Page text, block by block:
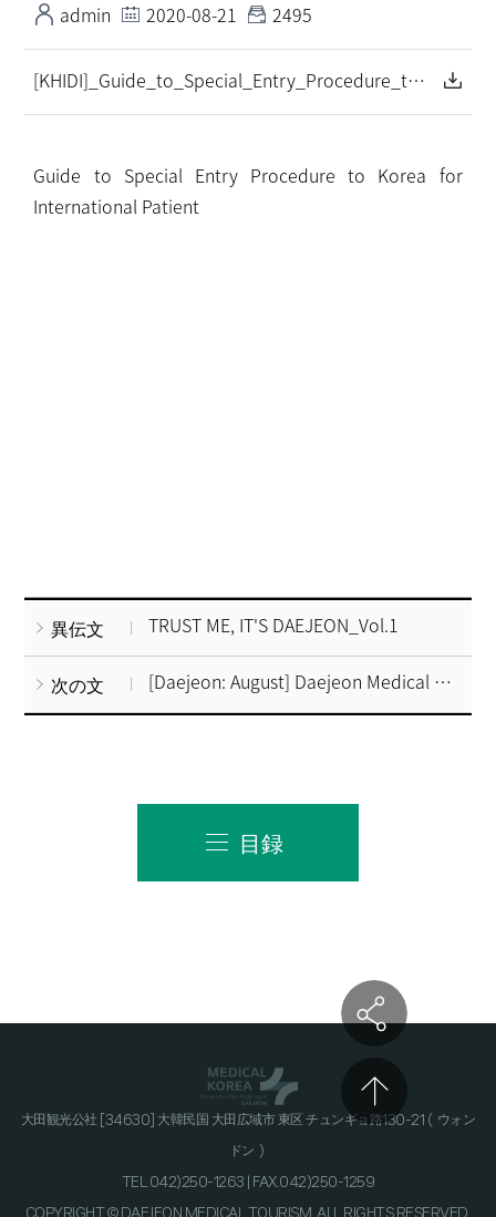
FAQ
admin 2020-08-21 2495
[KHIDI]_Guide_to_Special_Entry_Procedure_to_Korea_for_International Patient_입국 가이드(영문).pdf
Guide to Special Entry Procedure to Korea for
International Patient
異伝文 TRUST ME, IT'S DAEJEON_Vol.1
次の文 [Daejeon: August] Daejeon Medical Tour, Korea
目録
大田観光公社 [34630] 大韓民国 大田広域市 東区 チュンギョ路130-21（ウォン
ドン）
TEL.042)250-1263 | FAX.042)250-1259
COPYRIGHT © DAEJEON MEDICAL TOURISM. ALL RIGHTS RESERVED.